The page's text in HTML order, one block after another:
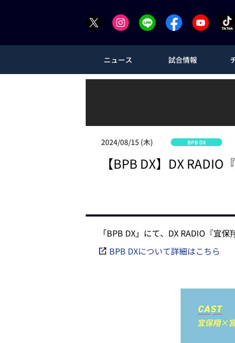
ニュース 試合情報
2024/08/15 (木) BPB DX
【BPB DX】DX
「BPB DX」にて、DX RADIO『宜
BPB DXについて詳細はこちら